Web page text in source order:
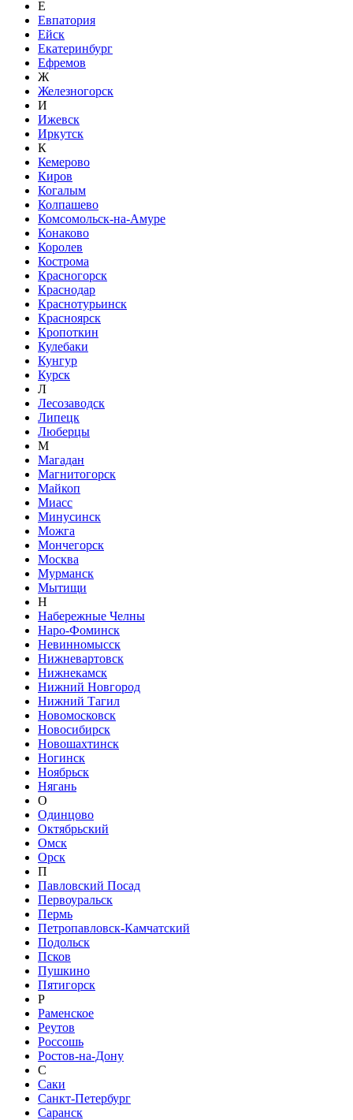
Е
Евпатория
Ейск
Екатеринбург
Ефремов
Ж
Железногорск
И
Ижевск
Иркутск
К
Кемерово
Киров
Когалым
Колпашево
Комсомольск-на-Амуре
Конаково
Королев
Кострома
Красногорск
Краснодар
Краснотурьинск
Красноярск
Кропоткин
Кулебаки
Кунгур
Курск
Л
Лесозаводск
Липецк
Люберцы
М
Магадан
Магнитогорск
Майкоп
Миасс
Минусинск
Можга
Мончегорск
Москва
Мурманск
Мытищи
Н
Набережные Челны
Наро-Фоминск
Невинномысск
Нижневартовск
Нижнекамск
Нижний Новгород
Нижний Тагил
Новомосковск
Новосибирск
Новошахтинск
Ногинск
Ноябрьск
Нягань
О
Одинцово
Октябрьский
Омск
Орск
П
Павловский Посад
Первоуральск
Пермь
Петропавловск-Камчатский
Подольск
Псков
Пушкино
Пятигорск
Р
Раменское
Реутов
Россошь
Ростов-на-Дону
С
Саки
Санкт-Петербург
Саранск